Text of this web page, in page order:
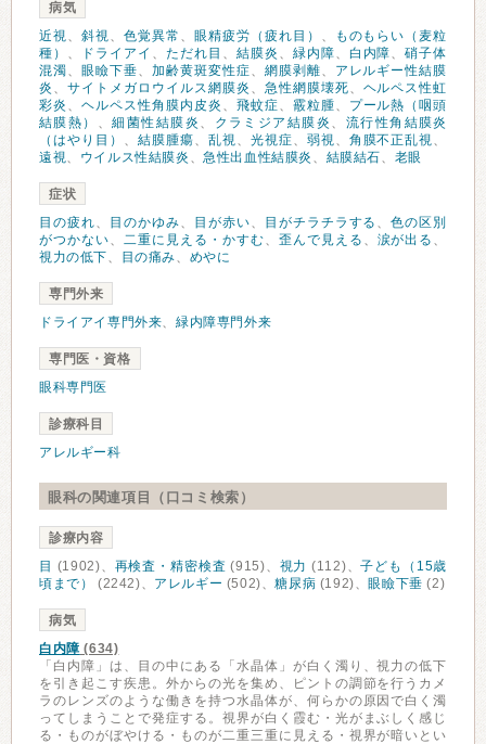
病気
近視、 斜視、 色覚異常 、 眼精疲労（疲れ目） 、
ものもらい（麦粒
種） 、 ドライアイ 、 ただれ目 、 結膜炎 、 緑内障、 白内障、硝子体
混濁、 眼瞼下垂、 加齢黄斑変性症、 網膜剥離、
アレルギー性結膜
炎 、 サイトメガロウイルス網膜炎 、 急性網膜壊死、 ヘルペス性虹
彩炎 、 ヘルペス性角膜内皮炎 、 飛蚊症、 霰粒腫、
プール熱（咽頭
結膜熱） 、細菌性結膜炎 、 クラミジア結膜炎 、 流行性角結膜炎
（はやり目） 、 結膜腫瘍、 乱視、 光視症、 弱視、 角膜不正乱視、
遠視、 ウイルス性結膜炎 、急性出血性結膜炎 、 結膜結石、 老眼
症状
目の疲れ、 目のかゆみ、 目が赤い、 目がチラチラする 、色の区別
がつかない、 二重に見える・かすむ、 歪んで見える 、 涙が出る 、
視力の低下、 目の痛み、 めやに
専門外来
ドライアイ専門外来、緑内障専門外来
専門医・資格
眼科専門医
診療科目
アレルギー科
眼科の関連項目（口コミ検索）
診療内容
目 (1902)、 再検査・精密検査 (915)、 視力 (112)、子ども（15歳
頃まで）
(2242)、 アレルギー (502)、糖尿病 (192)、 眼瞼下垂 (2)
病気
白内障 (634)
「白内障」は、目の中にある「水晶体」が白く濁り、視力の低下
を引き起こす疾患。外からの光を集め、ピントの調節を行うカメ
ラのレンズのような働きを持つ水晶体が、何らかの原因で白く濁
ってしまうことで発症する。視界が白く霞む・光がまぶしく感じ
る・ものがぼやける・ものが二重三重に見える・視界が暗いとい